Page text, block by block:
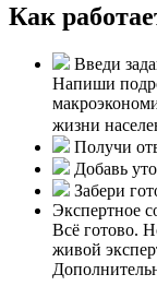
Как
Введи
Напиши
жизни
Получи
Добавь
Забери
Экспертное
Всё готово.
живой